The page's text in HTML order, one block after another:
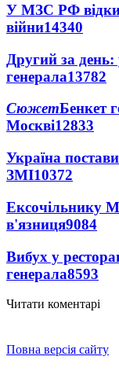
У МЗС РФ
війни14340
Другий за
генерала13782
СюжетБенкет
Москві12833
Україна
ЗМІ10372
Ексочільнику
в'язниця9084
Вибух у
генерала8593
Читати коментарі
Повна версія сайту